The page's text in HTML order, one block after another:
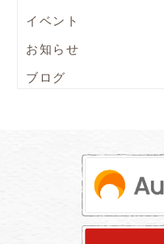
イベント
お知らせ
ブログ